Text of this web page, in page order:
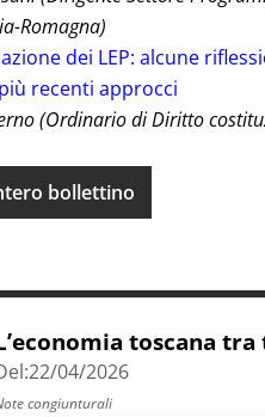
Romagna)
dei LEP: alcune
recenti approcci
(Ordinario di Diritto
bollettino
Toscana n. 3/2026
toscana
22/04/2026
congiunturali